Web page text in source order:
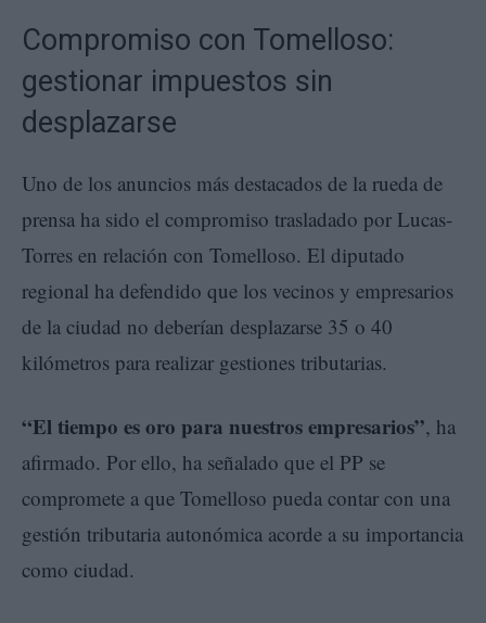
Compromiso con Tomelloso:
gestionar impuestos sin
desplazarse
Uno de los anuncios más destacados de la rueda de
prensa ha sido el compromiso trasladado por Lucas-
Torres en relación con Tomelloso. El diputado
regional ha defendido que los vecinos y empresarios
de la ciudad no deberían desplazarse 35 o 40
kilómetros para realizar gestiones tributarias.
“El tiempo es oro para nuestros empresarios”, ha
afirmado. Por ello, ha señalado que el PP se
compromete a que Tomelloso pueda contar con una
gestión tributaria autonómica acorde a su importancia
como ciudad.